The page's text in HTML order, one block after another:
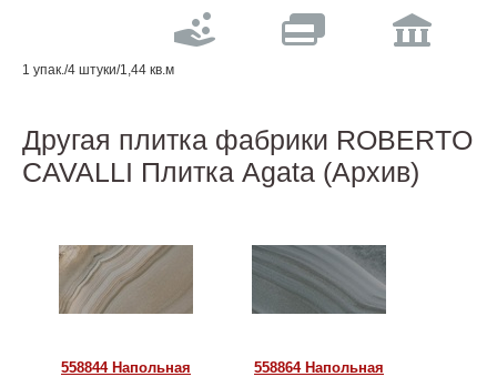
1 упак./4 штуки/1,44 кв.м
Другая плитка фабрики ROBERTO
CAVALLI Плитка Agata (Архив)
558844 Напольная
558864 Напольная